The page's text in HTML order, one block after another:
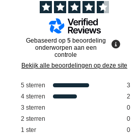
Gebaseerd op 5 beoordeling
onderworpen aan een
controle
Bekijk alle beoordelingen op deze site
5 sterren
3
4 sterren
2
3 sterren
0
2 sterren
0
1 ster 0